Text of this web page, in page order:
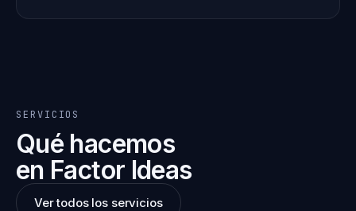
SERVICIOS
Qué hacemos
en Factor Ideas
Ver todos los servicios